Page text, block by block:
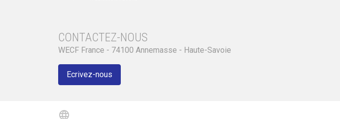
CONTACTEZ-NOUS
WECF France - 74100 Annemasse - Haute-Savoie
Ecrivez-nous
language